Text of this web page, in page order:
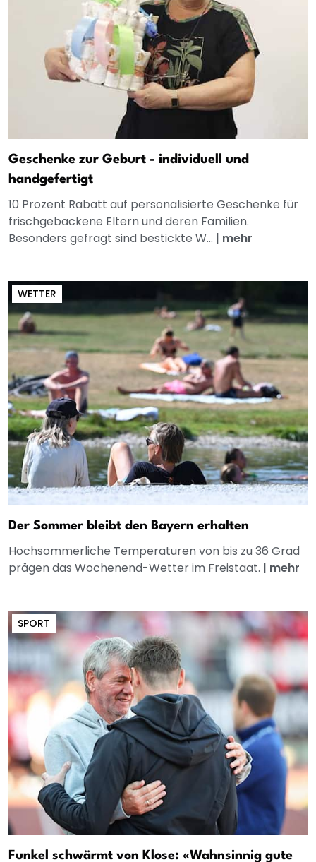
Geschenke zur Geburt - individuell und
handgefertigt
10 Prozent Rabatt auf personalisierte Geschenke für
frischgebackene Eltern und deren Familien.
Besonders gefragt sind bestickte W... | mehr
WETTER
Der Sommer bleibt den Bayern erhalten
Hochsommerliche Temperaturen von bis zu 36 Grad
prägen das Wochenend-Wetter im Freistaat. | mehr
SPORT
Funkel schwärmt von Klose: «Wahnsinnig gute